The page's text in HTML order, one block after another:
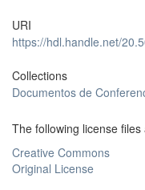
URI
https://hdl.handle.net/
Collections
Documentos de
The following license
Creative Commons
Original License